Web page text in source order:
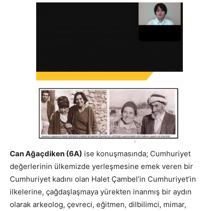
Can Ağaçdiken (6A) ise konuşmasında; Cumhuriyet
değerlerinin ülkemizde yerleşmesine emek veren bir
Cumhuriyet kadını olan Halet Çambel’in Cumhuriyet’in
ilkelerine, çağdaşlaşmaya yürekten inanmış bir aydın
olarak arkeolog, çevreci, eğitmen, dilbilimci, mimar,